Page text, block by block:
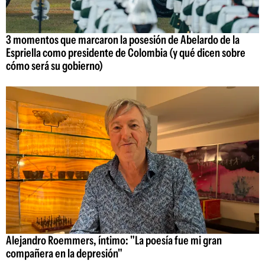
3 momentos que marcaron la posesión de Abelardo de la
Espriella como presidente de Colombia (y qué dicen sobre
cómo será su gobierno)
Alejandro Roemmers, íntimo: "La poesía fue mi gran
compañera en la depresión"